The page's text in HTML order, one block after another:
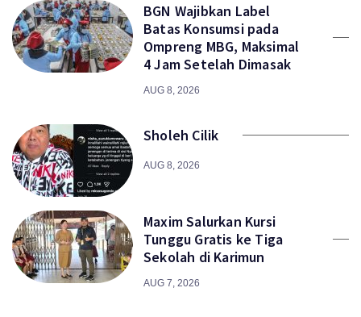
BGN Wajibkan Label
Batas Konsumsi pada
Ompreng MBG, Maksimal
4 Jam Setelah Dimasak
AUG 8, 2026
Sholeh Cilik
AUG 8, 2026
Maxim Salurkan Kursi
Tunggu Gratis ke Tiga
Sekolah di Karimun
AUG 7, 2026